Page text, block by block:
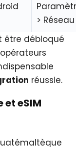
> Réseau
être débloqué
réussie.
et eSIM